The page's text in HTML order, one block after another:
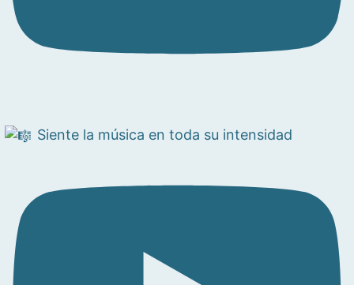
Siente la música en toda su intensidad